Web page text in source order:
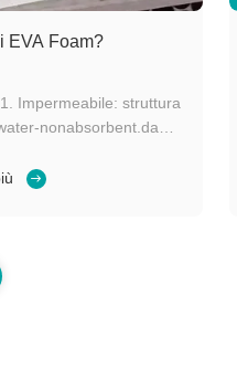
EVA Foam?
Impermeabile: struttura
nonabsorbent.damp,
come pure ad altri